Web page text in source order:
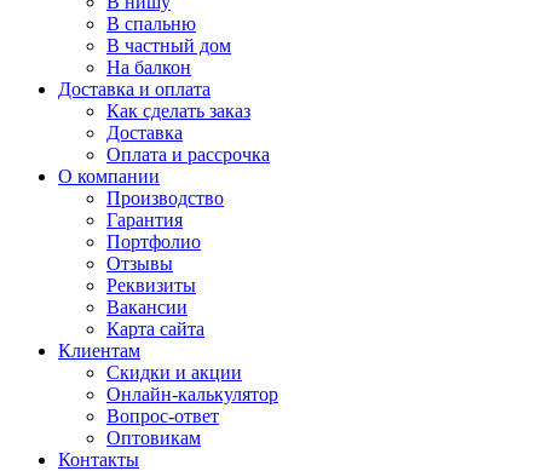
В спальню
В частный дом
На балкон
Доставка и оплата
Как сделать заказ
Доставка
Оплата и рассрочка
О компании
Производство
Гарантия
Портфолио
Отзывы
Реквизиты
Вакансии
Карта сайта
Клиентам
Скидки и акции
Онлайн-калькулятор
Вопрос-ответ
Оптовикам
Контакты